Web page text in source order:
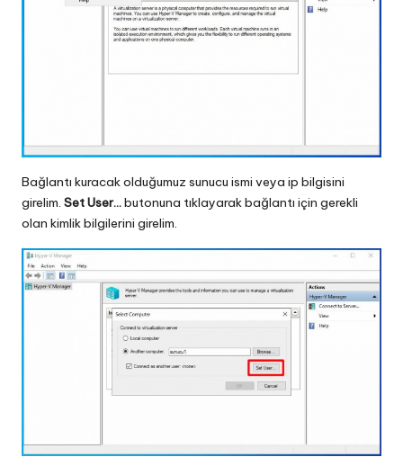
Bağlantı kuracak olduğumuz sunucu ismi veya ip bilgisini
girelim. Set User…butonuna tıklayarak bağlantı için gerekli
olan kimlik bilgilerini girelim.